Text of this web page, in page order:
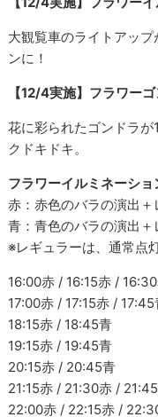
大観覧車のライトアッ
ンに！
【12/4実施】フラワー
花に彩られたゴンドラ
クドキドキ。
フラワーイルミネーシ
赤：赤色のバラの演出＋
青：青色のバラの演出＋
※レギュラーは、通常点
16:00赤 / 16:15赤 /
17:00赤 / 17:15赤 / 17:45
18:15赤 / 18:45青
19:15赤 / 19:45青
20:15赤 / 20:45青
21:15赤 / 21:30赤 /
22:00赤 / 22:15赤 /